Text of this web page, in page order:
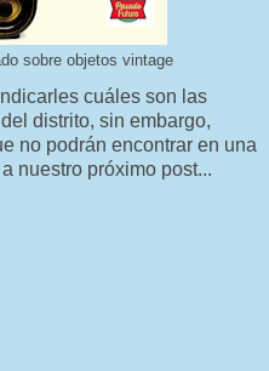
sobre objetos vintage
cuáles son las
distrito, sin embargo,
no podrán encontrar en una
nuestro próximo post...